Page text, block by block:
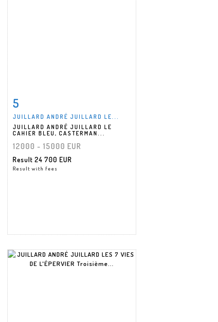
5
JUILLARD ANDRÉ JUILLARD LE...
JUILLARD ANDRÉ JUILLARD LE
CAHIER BLEU, CASTERMAN...
12000 - 15000 EUR
Result 24 700 EUR
Result with fees